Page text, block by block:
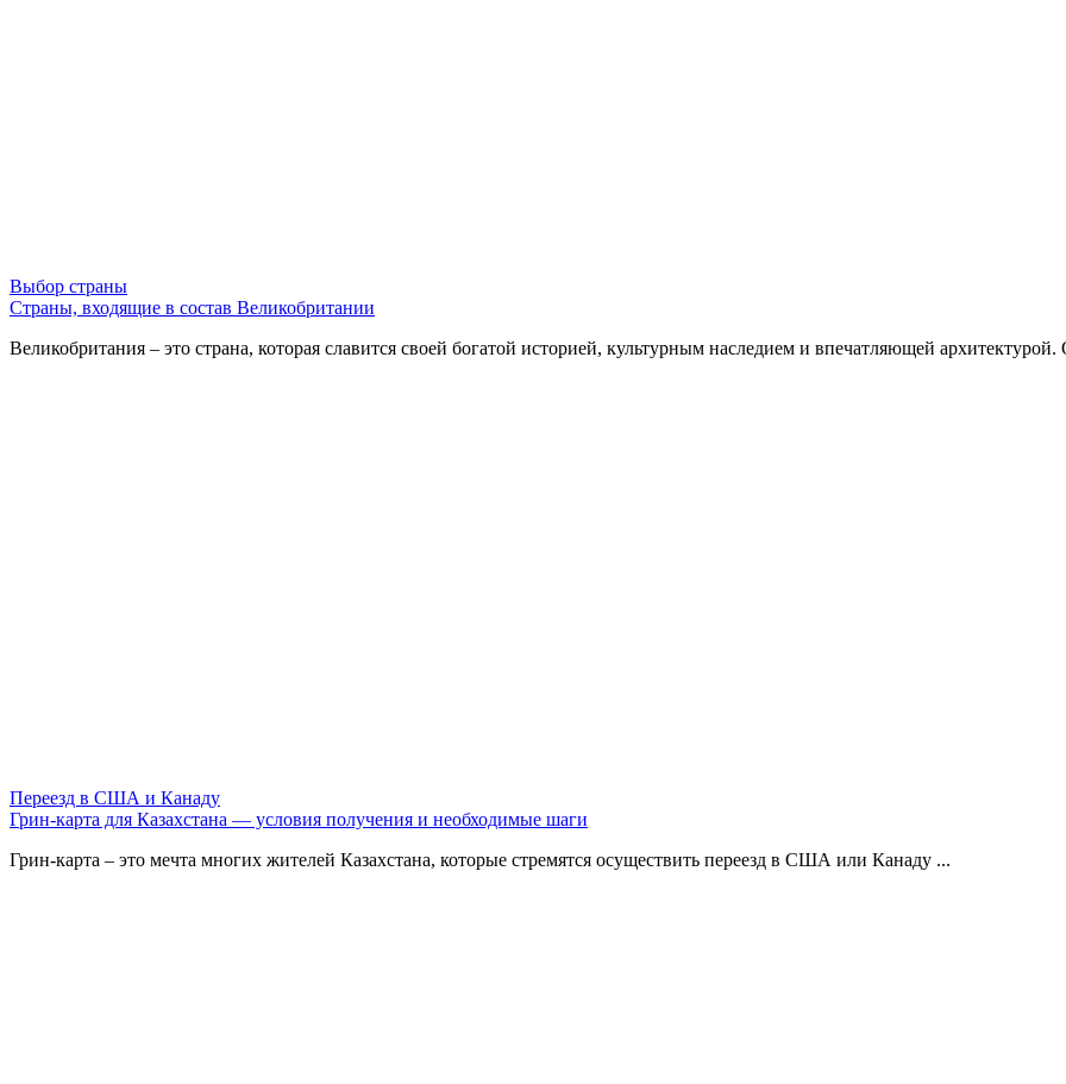
Выбор страны
Страны, входящие в состав Великобритании
Великобритания – это страна, которая славится своей богатой историей, культурным наследием и впечатляющей архитектурой.
Переезд в США и Канаду
Грин-карта для Казахстана — условия получения и необходимые шаги
Грин-карта – это мечта многих жителей Казахстана, которые стремятся осуществить переезд в США или Канаду ...